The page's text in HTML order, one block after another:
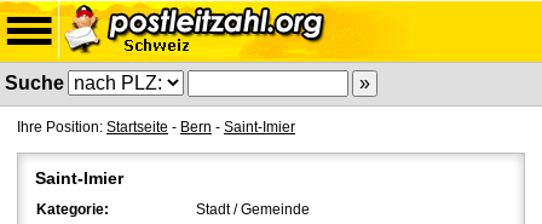
Suche
Ihre Position: Startseite - Bern - Saint-Imier
Saint-Imier
Kategorie:
Stadt / Gemeinde